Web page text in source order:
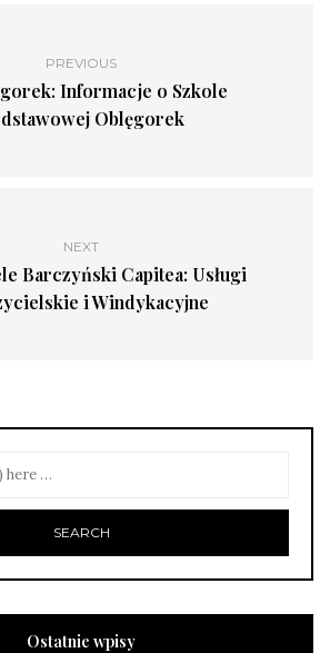
PREVIOUS
Informacje o Szkole
Oblęgorek
NEXT
Barczyński Capitea: Usługi
i Windykacyjne
Ostatnie wpisy